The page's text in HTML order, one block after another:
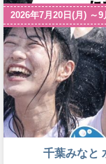
2026年7月20日(月) ～9
千葉みなと